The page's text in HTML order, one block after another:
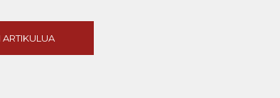
ARTIKULUA